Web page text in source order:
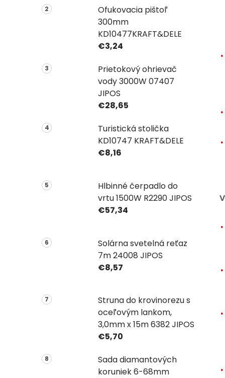
Ofukovacia pištoľ
300mm
KD10477KRAFT&DELE
€3,24
Prietokový ohrievač
vody 3000W 07407
JIPOS
€28,65
Turistická stolička
KD10747 KRAFT&DELE
€8,16
Hlbinné čerpadlo do
vrtu 1500W R2290 JIPOS
€57,34
Solárna svetelná reťaz
7m 24008 JIPOS
€8,57
Struna do krovinorezu s
oceľovým lankom,
3,0mm x 15m 6382 JIPOS
€5,70
Sada diamantových
koruniek 6-68mm